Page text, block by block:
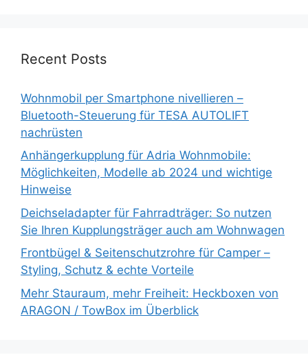
Recent Posts
Wohnmobil per Smartphone nivellieren –
Bluetooth-Steuerung für TESA AUTOLIFT
nachrüsten
Anhängerkupplung für Adria Wohnmobile:
Möglichkeiten, Modelle ab 2024 und wichtige
Hinweise
Deichseladapter für Fahrradträger: So nutzen
Sie Ihren Kupplungsträger auch am Wohnwagen
Frontbügel & Seitenschutzrohre für Camper –
Styling, Schutz & echte Vorteile
Mehr Stauraum, mehr Freiheit: Heckboxen von
ARAGON / TowBox im Überblick